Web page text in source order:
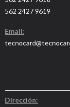
562 2427 9619
Email:
Dirección: